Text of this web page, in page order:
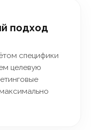
подход
специфики
целевую